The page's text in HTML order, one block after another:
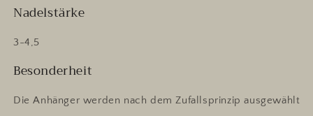
Nadelstärke
3-4,5
Besonderheit
Die Anhänger werden nach dem Zufallsprinzip ausgewählt